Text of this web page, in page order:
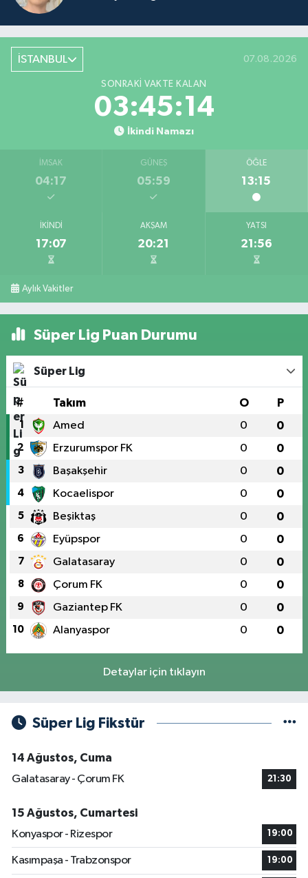
İSTANBUL 07.08.2026
SONRAKI VAKTE KALAN
03:45:14
İkindi Namazı
İMSAK
04:17
GÜNEŞ
05:59
ÖĞLE
13:15
İKINDI
17:07
AKŞAM
20:21
YATSI
21:56
Aylık Vakitler
Süper Lig Puan Durumu
Süper Lig
# Takım O P
1 Amed 0 0
2 Erzurumspor FK 0 0
3 Başakşehir 0 0
4 Kocaelispor 0 0
5 Beşiktaş 0 0
6 Eyüpspor 0 0
7 Galatasaray 0 0
8 Çorum FK 0 0
9 Gaziantep FK 0 0
10 Alanyaspor 0 0
Detaylar için tıklayın
Süper Lig Fikstür
14 Ağustos, Cuma
Galatasaray - Çorum FK
21:30
15 Ağustos, Cumartesi
Konyaspor - Rizespor
19:00
Kasımpaşa - Trabzonspor 19:00